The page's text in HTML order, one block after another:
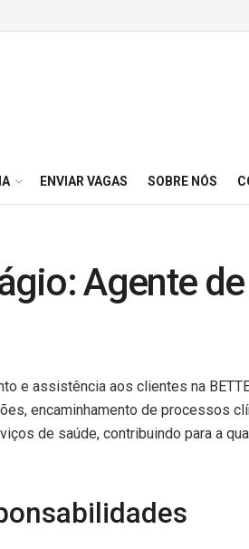
ENVIAR VAGAS SOBRE NÓS
Agente
e assistência aos clientes na
encaminhamento de processos
de saúde, contribuindo para a